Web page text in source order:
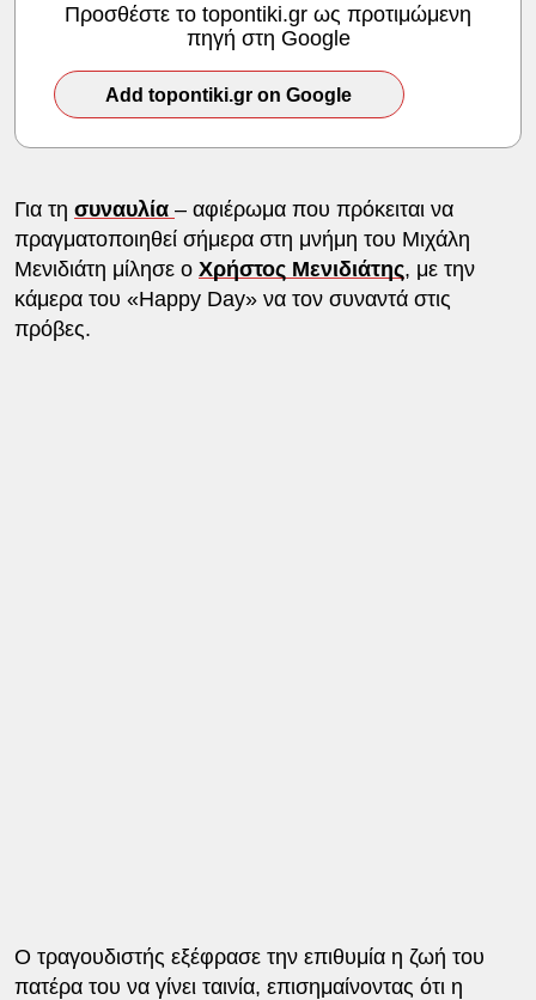
Προσθέστε το topontiki.gr ως προτιμώμενη
πηγή στη Google
Add topontiki.gr on Google
Για τη συναυλία – αφιέρωμα που πρόκειται να
πραγματοποιηθεί σήμερα στη μνήμη του Μιχάλη
Μενιδιάτη μίλησε ο Χρήστος Μενιδιάτης, με την
κάμερα του «Happy Day» να τον συναντά στις
πρόβες.
Ο τραγουδιστής εξέφρασε την επιθυμία η ζωή του
πατέρα του να γίνει ταινία, επισημαίνοντας ότι η